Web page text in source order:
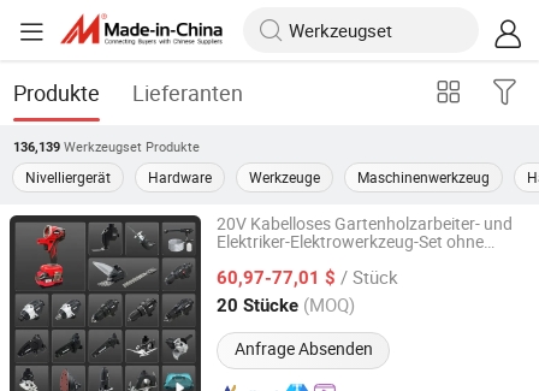
Produkte Lieferanten
136,139 Werkzeugset Produkte
Nivelliergerät Hardware Werkzeuge Maschinenwerkzeug
20V Kabelloses Gartenholzarbeiter- und
Elektriker-Elektrowerkzeug-Set ohne
60,97-77,01 $ / Stück
20 Stücke (MOQ)
Anfrage Absenden
Qidong Edge Tool Co., Ltd.
Jiangsu, China Seit 2021